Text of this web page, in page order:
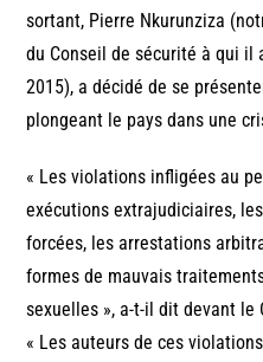
sortant, Pierre Nkurunziza
du Conseil de sécurité à qui il
2015), a décidé de se
plongeant le pays dans une
« Les violations infligées au
exécutions extrajudiciaires,
forcées, les arrestations
formes de mauvais
sexuelles », a-t-il dit devant le
« Les auteurs de ces